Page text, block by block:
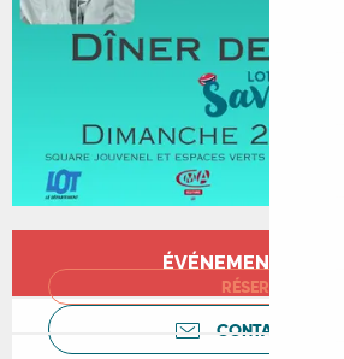
Ouverture etÉVÉNEMENT
RÉSERVER
CONTACTEZ-